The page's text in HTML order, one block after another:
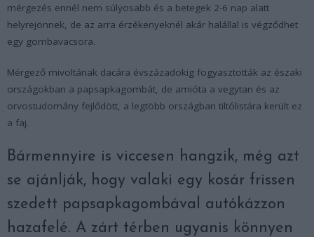
mérgezés ennél nem súlyosabb és a betegek 2-6 nap alatt
helyrejönnek, de az arra érzékenyeknél akár halállal is végződhet
egy gombavacsora.
Mérgező mivoltának dacára évszázadokig fogyasztották az északi
országokban a papsapkagombát, de amióta a vegytan és az
orvostudomány fejlődött, a legtöbb országban tiltólistára került ez
a faj.
Bármennyire is viccesen hangzik, még azt
se ajánlják, hogy valaki egy kosár frissen
szedett papsapkagombával autókázzon
hazafelé. A zárt térben ugyanis könnyen